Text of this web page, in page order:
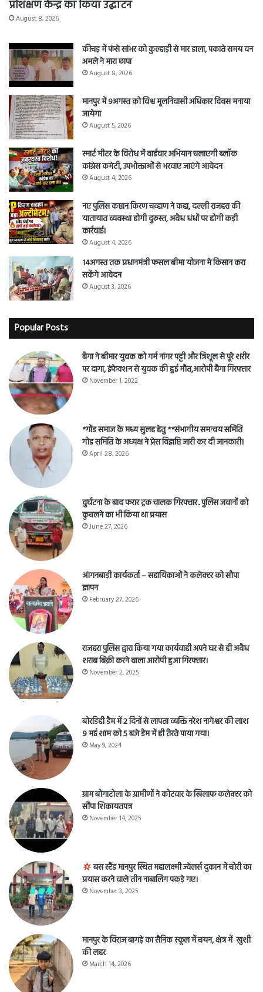
प्रशिक्षण केन्द्र का किया उद्घाटन
August 8, 2026
कीचड़ में फंसे सांभर को कुल्हाड़ी से मार डाला, पकाते समय वन
अमले ने मारा छापा
August 8, 2026
मानपुर में 9अगस्त को विश्व मूलनिवासी अधिकार दिवस मनाया
जायेगा
August 5, 2026
स्मार्ट मीटर के विरोध में वार्डवार अभियान चलाएगी ब्लॉक
कांग्रेस कमेटी, उपभोक्ताओं से भरवाए जाएंगे आवेदन
August 4, 2026
नए पुलिस कप्तान किरण चव्हाण ने कहा, दल्ली राजहरा की
यातायात व्यवस्था होगी दुरुस्त, अवैध धंधों पर होगी कड़ी
कार्रवाई।
August 4, 2026
14अगस्त तक प्रधानमंत्री फसल बीमा योजना मे किसान करा
सकेंगे आवेदन
August 3, 2026
Popular Posts
बैगा ने बीमार युवक को गर्म नांगर पट्टी और त्रिशूल से पूरे शरीर
पर दागा, इंफेक्शन से युवक की हुई मौत,आरोपी बैगा गिरफ्तार
November 1, 2022
*गोंड समाज के मध्य सुलह हेतु **संभागीय समन्वय समिति
गोड समिति के अध्यक्ष ने प्रेस विज्ञप्ति जारी कर दी जानकारी।
April 28, 2026
दुर्घटना के बाद फरार ट्रक चालक गिरफ्तार.. पुलिस जवानों को
कुचलने का भी किया था प्रयास
June 27, 2026
आंगनबाड़ी कार्यकर्ता – सहायिकाओं नेे कलेक्टर को सौपा
ज्ञापन
February 27, 2026
राजहरा पुलिस द्वारा किया गया कार्यवाही अपने घर से ही अवैध
शराब बिक्री करने वाला आरोपी हुआ गिरफ्तार।
November 2, 2025
बोरडिही डैम में 2 दिनों से लापता व्यक्ति नरेश नागेश्वर की लाश
9 मई शाम को 5 बजे डैम में ही तैरते पाया गया।
May 9, 2024
ग्राम बोगाटोला के ग्रामीणों ने कोटवार के खिलाफ कलेक्टर को
सौंपा शिकायतपत्र
November 14, 2025
बस स्टैंड मानपुर स्थित महालक्ष्मी ज्वेलर्स दुकान में चोरी का
प्रयास करने वाले तीन नाबालिग पकड़े गए।
November 3, 2025
मानपुर के विराज बागड़े का सैनिक स्कूल में चयन, क्षेत्र में खुशी
की लहर
March 14, 2026